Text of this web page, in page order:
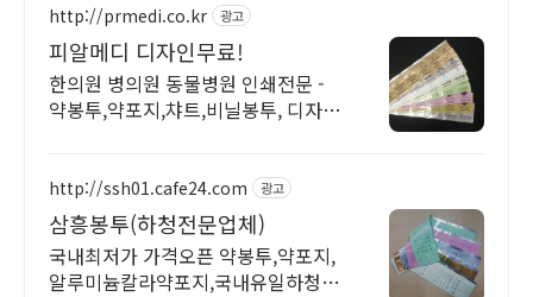
http://prmedi.co.kr 광고
피알메디 디자인무료!
한의원 병의원 동물병원 인쇄전문 -
약봉투,약포지,챠트,비닐봉투, 디자인
http://ssh01.cafe24.com 광고
삼흥봉투(하청전문업체)
국내최저가 가격오픈 약봉투,약포지,
알루미늄칼라약포지,국내유일하청전